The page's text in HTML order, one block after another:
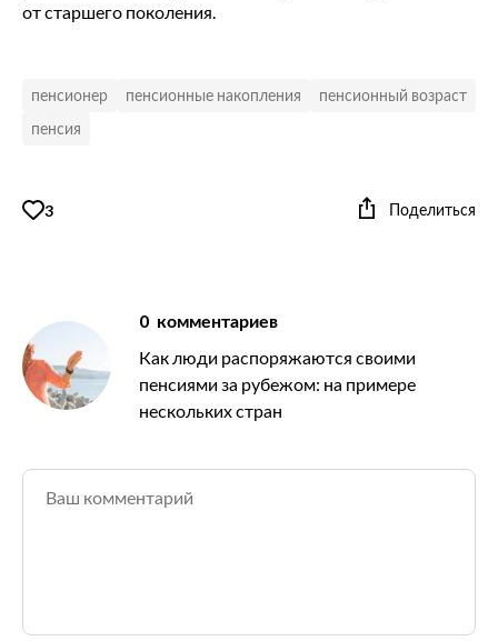
от старшего поколения.
пенсионер пенсионные накопления
пенсионный возраст
пенсия
3 Поделиться
0 комментариев
Как люди распоряжаются своими
пенсиями за рубежом: на примере
нескольких стран